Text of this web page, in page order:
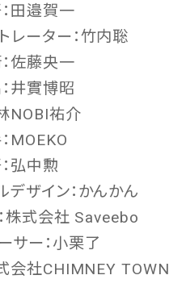
田邉賀一
レーター：竹内聡
佐藤央一
井實博昭
NOBI祐介
MOEKO
弘中勲
デザイン：かんかん
株式会社 Saveebo
サー：小栗了
会社CHIMNEY TOWN